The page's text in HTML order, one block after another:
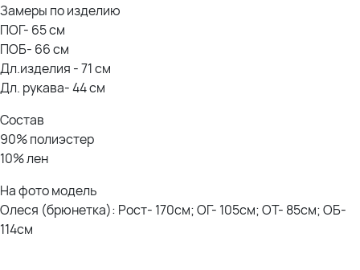
Замеры по изделию
ПОГ- 65 см
ПОБ- 66 см
Дл.изделия - 71 см
Дл. рукава- 44 см
Состав
90% полиэстер
10% лен
На фото модель
Олеся (брюнетка): Рост- 170см; ОГ- 105см; ОТ- 85см; ОБ-
114см